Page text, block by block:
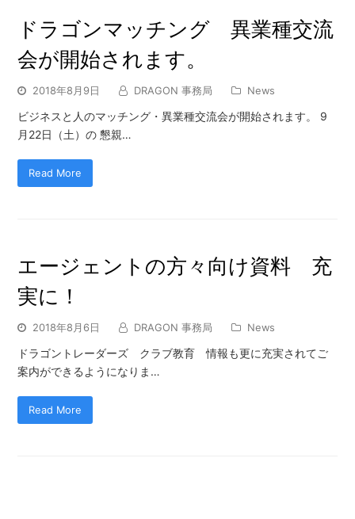
ドラゴンマッチング 異業種交流
会が開始されます。
2018年8月9日 DRAGON 事務局 News
ビジネスと人のマッチング・異業種交流会が開始されます。 9
月22日（土）の 懇親…
Read More
エージェントの方々向け資料 充
実に！
2018年8月6日 DRAGON 事務局 News
ドラゴントレーダーズ クラブ教育 情報も更に充実されてご
案内ができるようになりま…
Read More